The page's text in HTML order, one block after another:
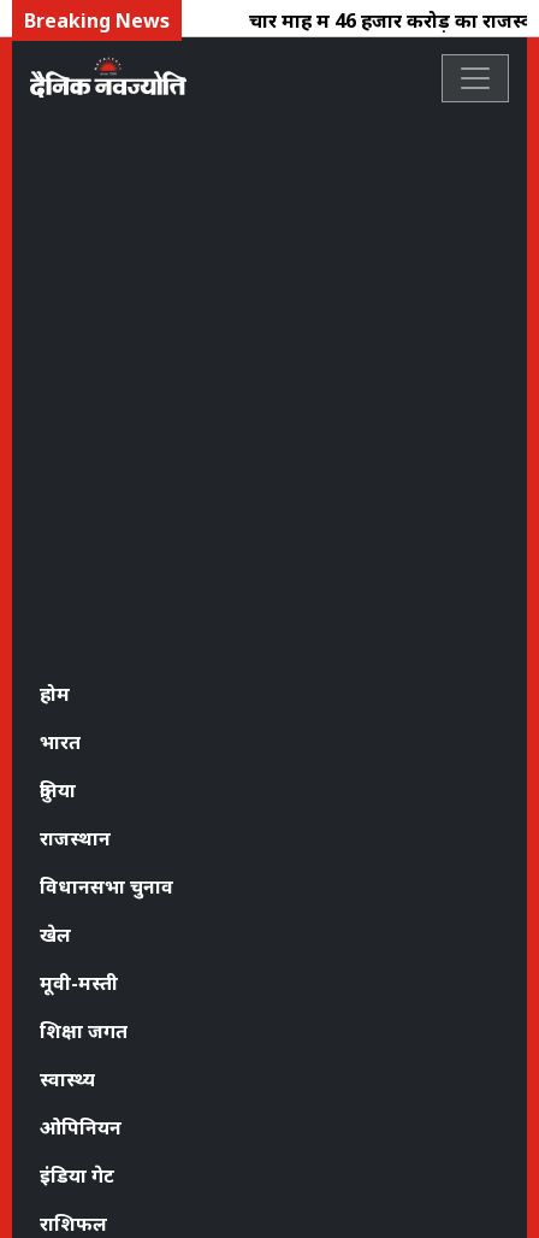
Breaking News चार माह में 46 हजार करोड़ का राजस्व
होम
भारत
दुनिया
राजस्थान
विधानसभा चुनाव
खेल
मूवी-मस्ती
शिक्षा जगत
स्वास्थ्य
ओपिनियन
इंडिया गेट
राशिफल